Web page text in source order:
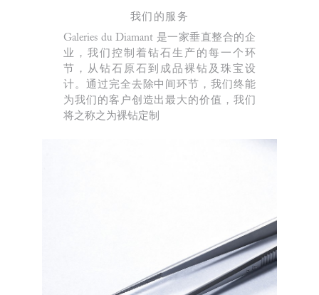
我们的服务
Galeries du Diamant 是一家垂直整合的企
业，我们控制着钻石生产的每一个环
节，从钻石原石到成品裸钻及珠宝设
计。通过完全去除中间环节，我们终能
为我们的客户创造出最大的价值，我们
将之称之为裸钻定制